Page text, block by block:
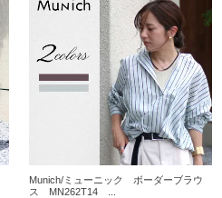
Munich/ミューニック ボーダーブラウ
ス MN262T14 ...